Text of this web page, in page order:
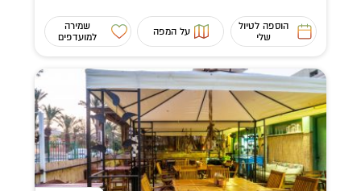
הוספה לטיול
שלי
על המפה
שמירה
למועדפים